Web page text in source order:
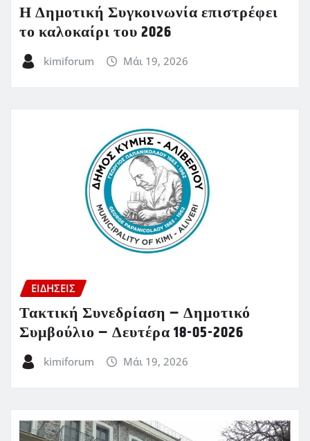
Η Δημοτική Συγκοινωνία επιστρέφει
το καλοκαίρι του 2026
kimiforum Μάι 19, 2026
ΕΙΔΗΣΕΙΣ
Τακτική Συνεδρίαση – Δημοτικό
Συμβούλιο – Δευτέρα 18-05-2026
kimiforum Μάι 19, 2026